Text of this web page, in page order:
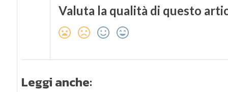
Valuta la qualità di questo
Leggi anche: